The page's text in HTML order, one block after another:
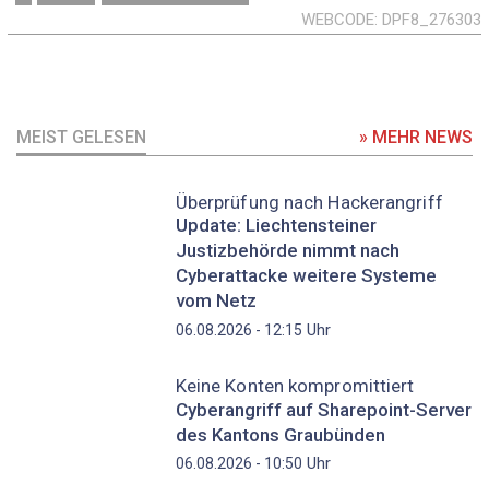
WEBCODE DPF8_276303
MEIST GELESEN » MEHR NEWS
Überprüfung nach Hackerangriff
Update: Liechtensteiner
Justizbehörde nimmt nach
Cyberattacke weitere Systeme
vom Netz
06.08.2026 - 12:15 Uhr
Keine Konten kompromittiert
Cyberangriff auf Sharepoint-Server
des Kantons Graubünden
06.08.2026 - 10:50 Uhr